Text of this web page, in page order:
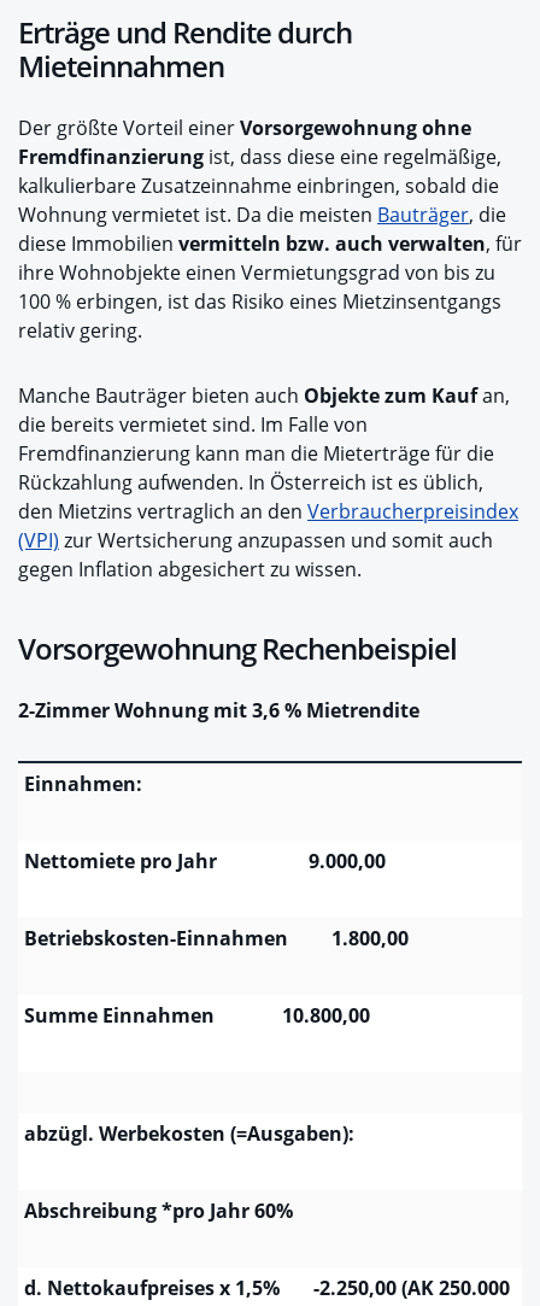
Erträge und Rendite durch
Mieteinnahmen
Der größte Vorteil einerVorsorgewohnung ohne
Fremdfinanzierung ist, dass diese eine regelmäßige,
kalkulierbare Zusatzeinnahme einbringen, sobald die
Wohnung vermietet ist. Da die meisten Bauträger, die
diese Immobilien vermitteln bzw. auch verwalten, für
ihre Wohnobjekte einen Vermietungsgrad von bis zu
100 % erbingen, ist das Risiko eines Mietzinsentgangs
relativ gering.
Manche Bauträger bieten auch Objekte zum Kaufan,
die bereits vermietet sind. Im Falle von
Fremdfinanzierung kann man die Mieterträge für die
Rückzahlung aufwenden. In Österreich ist es üblich,
den Mietzins vertraglich an den Verbraucherpreisindex
(VPI) zur Wertsicherung anzupassen und somit auch
gegen Inflation abgesichert zu wissen.
Vorsorgewohnung Rechenbeispiel
2-Zimmer Wohnung mit 3,6 % Mietrendite
Einnahmen:
Nettomiete pro Jahr 9.000,00
Betriebskosten-Einnahmen 1.800,00
Summe Einnahmen 10.800,00
abzügl. Werbekosten (=Ausgaben):
Abschreibung *pro Jahr 60%
d. Nettokaufpreises x 1,5% -2.250,00 (AK 250.000